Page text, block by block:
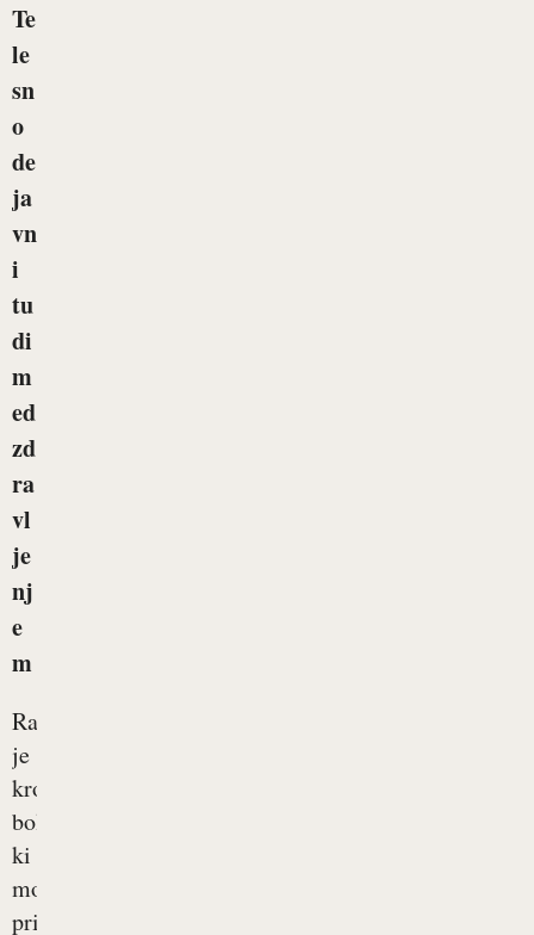
Te
le
sn
o
de
ja
vn
i
tu
di
m
ed
zd
ra
vl
je
nj
e
m
Rak
je
kronična
bolezen,
ki
močno
prizadene